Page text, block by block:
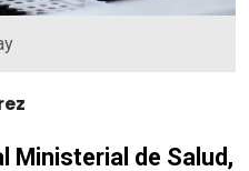
Ministerial de Salud,